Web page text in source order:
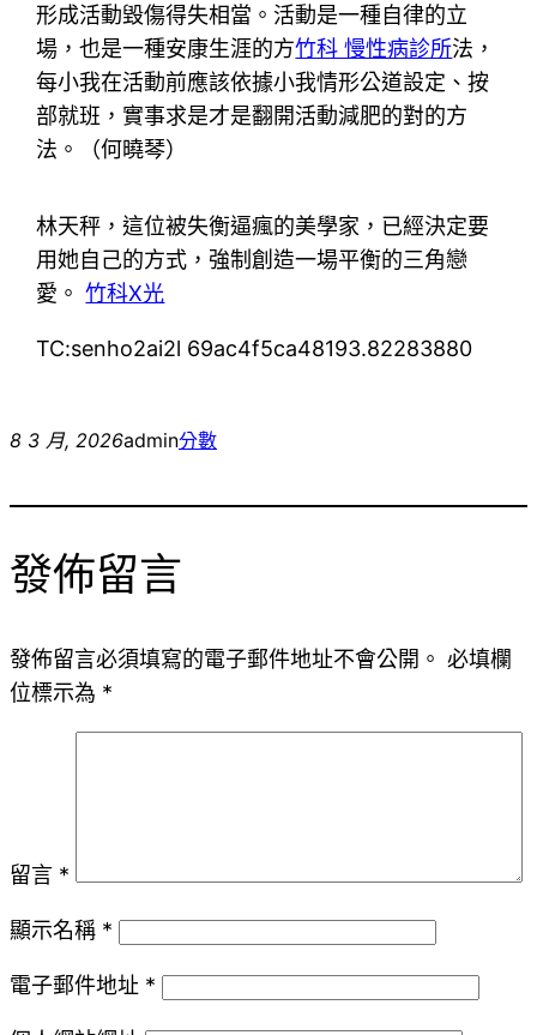
形成活動毀傷得失相當。活動是一種自律的立
場，也是一種安康生涯的方竹科 慢性病診所法，
每小我在活動前應該依據小我情形公道設定、按
部就班，實事求是才是翻開活動減肥的對的方
法。（何曉琴）
林天秤，這位被失衡逼瘋的美學家，已經決定要
用她自己的方式，強制創造一場平衡的三角戀
愛。竹科X光
TC:senho2ai2l 69ac4f5ca48193.82283880
8 3 月, 2026admin分數
發佈留言
發佈留言必須填寫的電子郵件地址不會公開。 必填欄
位標示為 *
留言 *
顯示名稱 *
電子郵件地址 *